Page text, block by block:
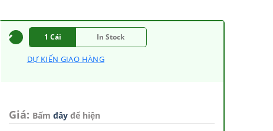
1 Cái In Stock
DỰ KIẾN GIAO HÀNG
Giá: Bấm đâyđể hiện